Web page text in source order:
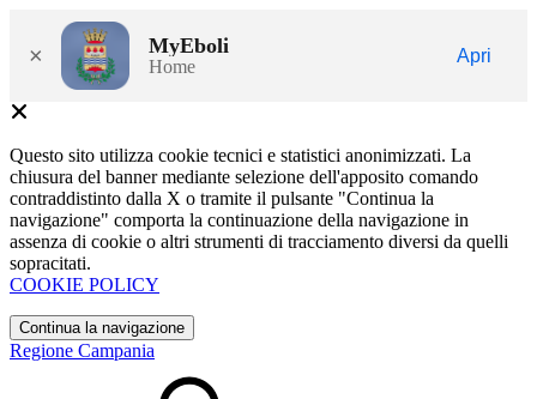
× MyEboli
Home
Apri
Questo sito utilizza cookie tecnici e statistici anonimizzati. La
chiusura del banner mediante selezione dell'apposito comando
contraddistinto dalla X o tramite il pulsante "Continua la
navigazione" comporta la continuazione della navigazione in
assenza di cookie o altri strumenti di tracciamento diversi da quelli
sopracitati.
COOKIE POLICY
Continua la navigazione
Regione Campania